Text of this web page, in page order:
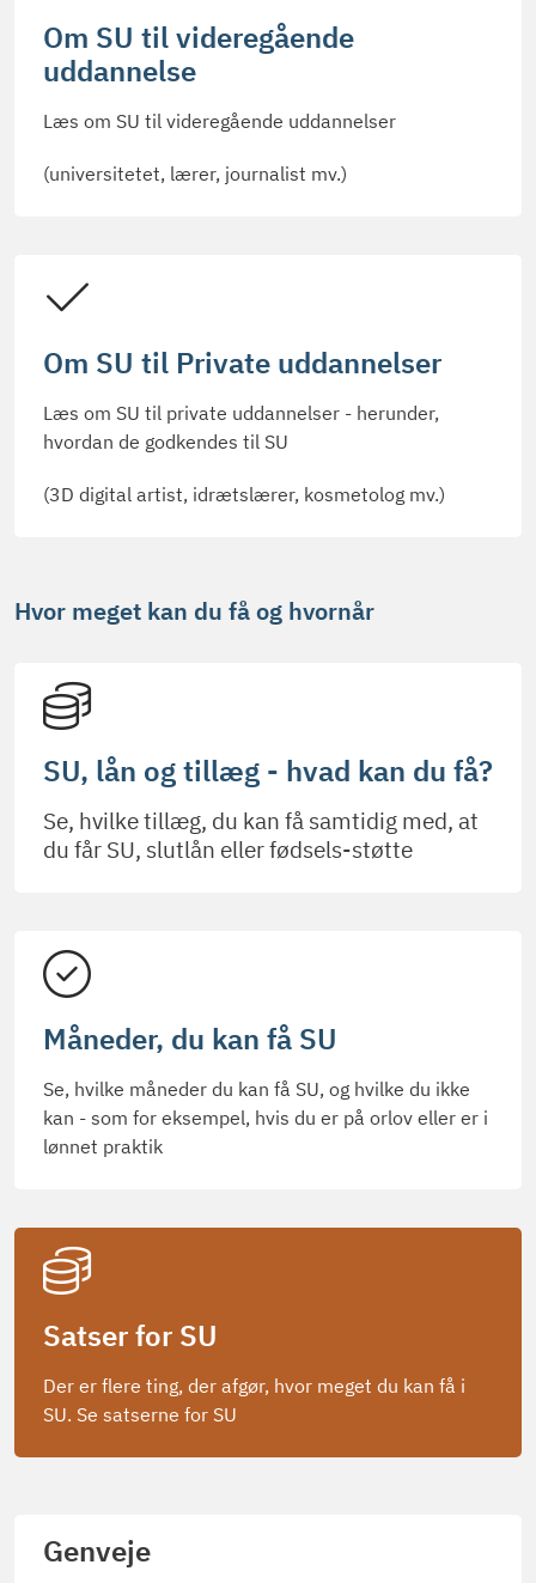
Om SU til videregående
uddannelse
Læs om SU til videregående uddannelser
(universitetet, lærer, journalist mv.)
Om SU til Private uddannelser
Læs om SU til private uddannelser - herunder,
hvordan de godkendes til SU
(3D digital artist, idrætslærer, kosmetolog mv.)
Hvor meget kan du få og hvornår
SU, lån og tillæg - hvad kan du få?
Se, hvilke tillæg, du kan få samtidig med, at
du får SU, slutlån eller fødsels-støtte
Måneder, du kan få SU
Se, hvilke måneder du kan få SU, og hvilke du ikke
kan - som for eksempel, hvis du er på orlov eller er i
lønnet praktik
Satser for SU
Der er flere ting, der afgør, hvor meget du kan få i
SU. Se satserne for SU
Genveje